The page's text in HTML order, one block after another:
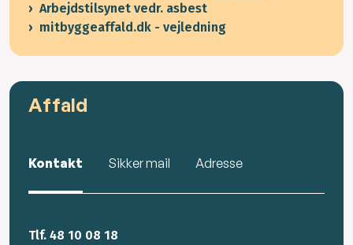
Arbejdstilsynet vedr. asbest
mitbyggeaffald.dk - vejledning
Affald
Kontakt Sikker mail Adresse
Tlf. 48 10 08 18